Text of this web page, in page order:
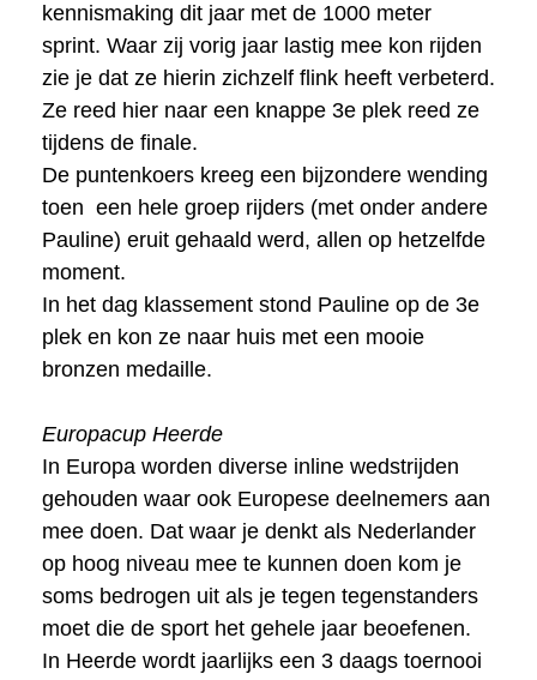
kennismaking dit jaar met de 1000 meter
sprint. Waar zij vorig jaar lastig mee kon rijden
zie je dat ze hierin zichzelf flink heeft verbeterd.
Ze reed hier naar een knappe 3e plek reed ze
tijdens de finale.
De puntenkoers kreeg een bijzondere wending
toen een hele groep rijders (met onder andere
Pauline) eruit gehaald werd, allen op hetzelfde
moment.
In het dag klassement stond Pauline op de 3e
plek en kon ze naar huis met een mooie
bronzen medaille.
Europacup Heerde
In Europa worden diverse inline wedstrijden
gehouden waar ook Europese deelnemers aan
mee doen. Dat waar je denkt als Nederlander
op hoog niveau mee te kunnen doen kom je
soms bedrogen uit als je tegen tegenstanders
moet die de sport het gehele jaar beoefenen.
In Heerde wordt jaarlijks een 3 daags toernooi